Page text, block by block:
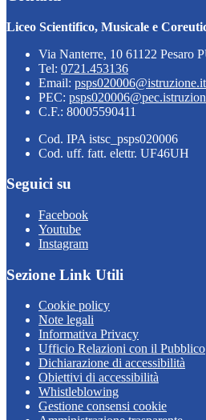
Liceo Scientifico, Musicale e
Via Nanterre, 10 61122 Pesaro
Tel: 0721.453136
Email: psps020006@istruzione.it
PEC:
C.F.: 80005590411
Cod. IPA istsc_psps020006
Cod. uff. fatt. elettr. UF46UH
Seguici su
Facebook
Youtube
Instagram
Sezione Link Utili
Cookie policy
Note legali
Informativa Privacy
Ufficio Relazioni con il Pubblico
Dichiarazione di accessibilità
Obiettivi di accessibilità
Whistleblowing
Gestione consensi cookie